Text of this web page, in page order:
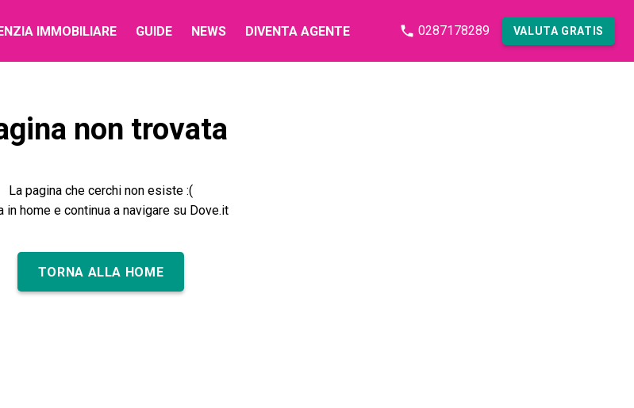
IMMOBILIARE GUIDE NEWS DIVENTA AGENTE 0287178289 VALUTA GRATIS
non trovata
La pagina che cerchi non esiste :(
in home e continua a navigare su Dove.it
TORNA ALLA HOME